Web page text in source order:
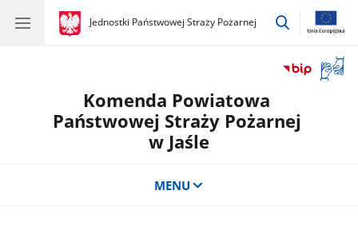
gov.pl
Jednostki Państwowej Straży Pożarnej
gov.pl
Jednostki
przejdź
okno
Komenda Powiatowa
Państwowej Straży Pożarnej
w Jaśle
MENU